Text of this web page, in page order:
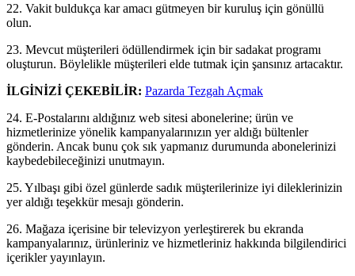
22. Vakit buldukça kar amacı gütmeyen bir kuruluş için gönüllü
olun.
23. Mevcut müşterileri ödüllendirmek için bir sadakat programı
oluşturun. Böylelikle müşterileri elde tutmak için şansınız artacaktır.
İLGİNİZİ ÇEKEBİLİR: Pazarda Tezgah Açmak
24. E-Postalarını aldığınız web sitesi abonelerine; ürün ve
hizmetlerinize yönelik kampanyalarınızın yer aldığı bültenler
gönderin. Ancak bunu çok sık yapmanız durumunda abonelerinizi
kaybedebileceğinizi unutmayın.
25. Yılbaşı gibi özel günlerde sadık müşterilerinize iyi dileklerinizin
yer aldığı teşekkür mesajı gönderin.
26. Mağaza içerisine bir televizyon yerleştirerek bu ekranda
kampanyalarınız, ürünleriniz ve hizmetleriniz hakkında bilgilendirici
içerikler yayınlayın.